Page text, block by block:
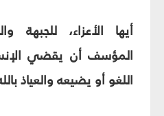
أيها الأعزاء،
المؤسف أن يقضي
اللغو أو يضيعه والعياذ